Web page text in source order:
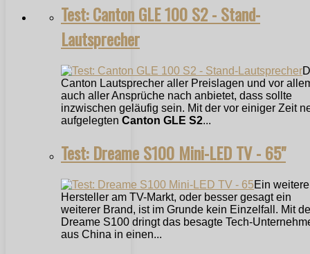
Test: Canton GLE 100 S2 - Stand-
Lautsprecher
Canton Lautsprecher aller Preislagen und vor
auch aller Ansprüche nach anbietet, dass sollte
inzwischen geläufig sein. Mit der vor einiger Zeit
aufgelegten Canton GLE S2...
Test: Dreame S100 Mini-LED TV - 65"
Ein
Hersteller am TV-Markt, oder besser gesagt ein
weiterer Brand, ist im Grunde kein Einzelfall. Mit
Dreame S100 dringt das besagte Tech-
aus China in einen...